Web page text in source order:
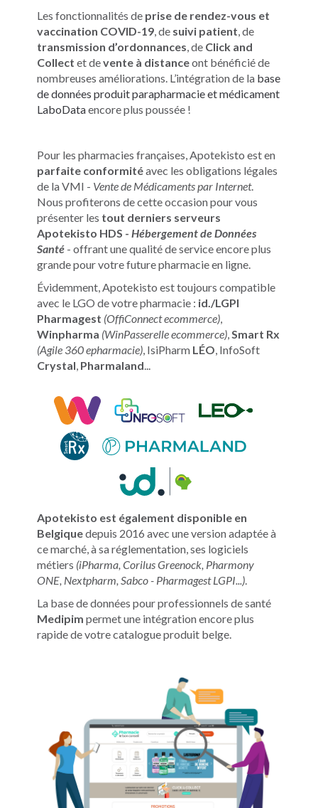
Les fonctionnalités de prise de rendez-vous et
vaccination COVID-19, de suivi patient, de
transmission d’ordonnances, de Click and
Collect et devente à distanceont bénéficié de
nombreuses améliorations. L’intégration de la base
de données produit parapharmacie et médicament
LaboDataencore plus poussée !
Pour les pharmacies françaises, Apotekisto est en
parfaite conformitéavec les obligations légales
de la VMI - Vente de Médicaments par Internet.
Nous profiterons de cette occasion pour vous
présenter les tout derniers serveurs
Apotekisto HDS -Hébergement de Données
Santé - offrant une qualité de service encore plus
grande pour votre future pharmacie en ligne.
Évidemment, Apotekisto est toujours compatible
avec le LGO de votre pharmacie : id./LGPI
Pharmagest (OffiConnect ecommerce),
Winpharma (WinPasserelle ecommerce),Smart Rx
(Agile 360 epharmacie), IsiPharm LÉO, InfoSoft
Crystal, Pharmaland...
Apotekisto est également disponible en
Belgiquedepuis 2016 avec une version adaptée à
ce marché, à sa réglementation, ses logiciels
métiers (iPharma, Corilus Greenock, Pharmony
ONE, Nextpharm, Sabco - Pharmagest LGPI...).
La base de données pour professionnels de santé
Medipim permet une intégration encore plus
rapide de votre catalogue produit belge.